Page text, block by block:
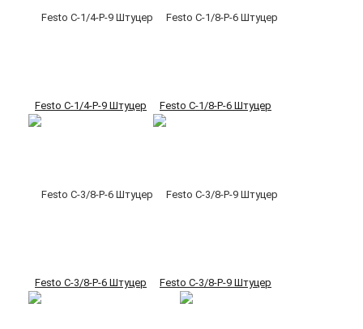
Festo C-1/4-P-9 Штуцер Festo C-1/8-P-6 Штуцер
Festo C-3/8-P-6 Штуцер Festo C-3/8-P-9 Штуцер